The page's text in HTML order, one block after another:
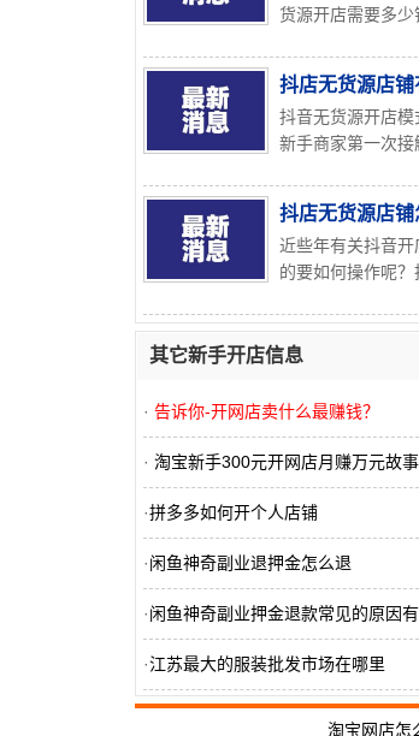
货源开店需要多
抖店无货源店
抖音无货源开店模
新手商家第一次
抖店无货源店铺
近些年有关抖音
的要如何操作呢
其它新手开店信息
· 告诉你-开网店卖什么最赚钱？
· 淘宝新手300元开网店月赚万元故
·拼多多如何开个人店铺
·闲鱼神奇副业退押金怎么退
·闲鱼神奇副业押金退款常见的原因
·江苏最大的服装批发市场在哪里
·抖音开店保证金多久能退回来
淘宝网店怎